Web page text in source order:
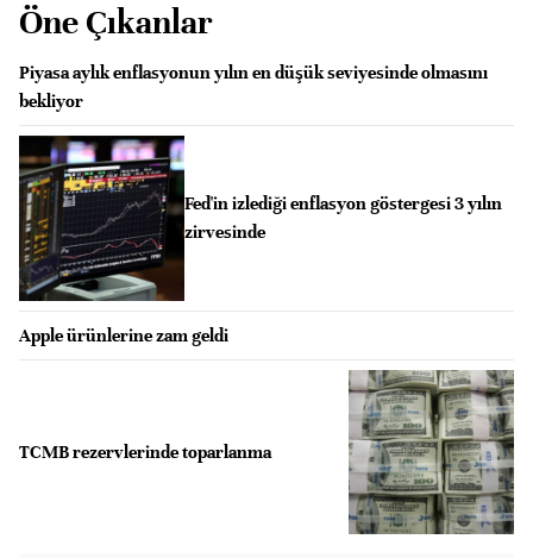
Öne Çıkanlar
Piyasa aylık enflasyonun yılın en düşük seviyesinde olmasını
bekliyor
Fed'in izlediği enflasyon göstergesi 3 yılın
zirvesinde
Apple ürünlerine zam geldi
TCMB rezervlerinde toparlanma